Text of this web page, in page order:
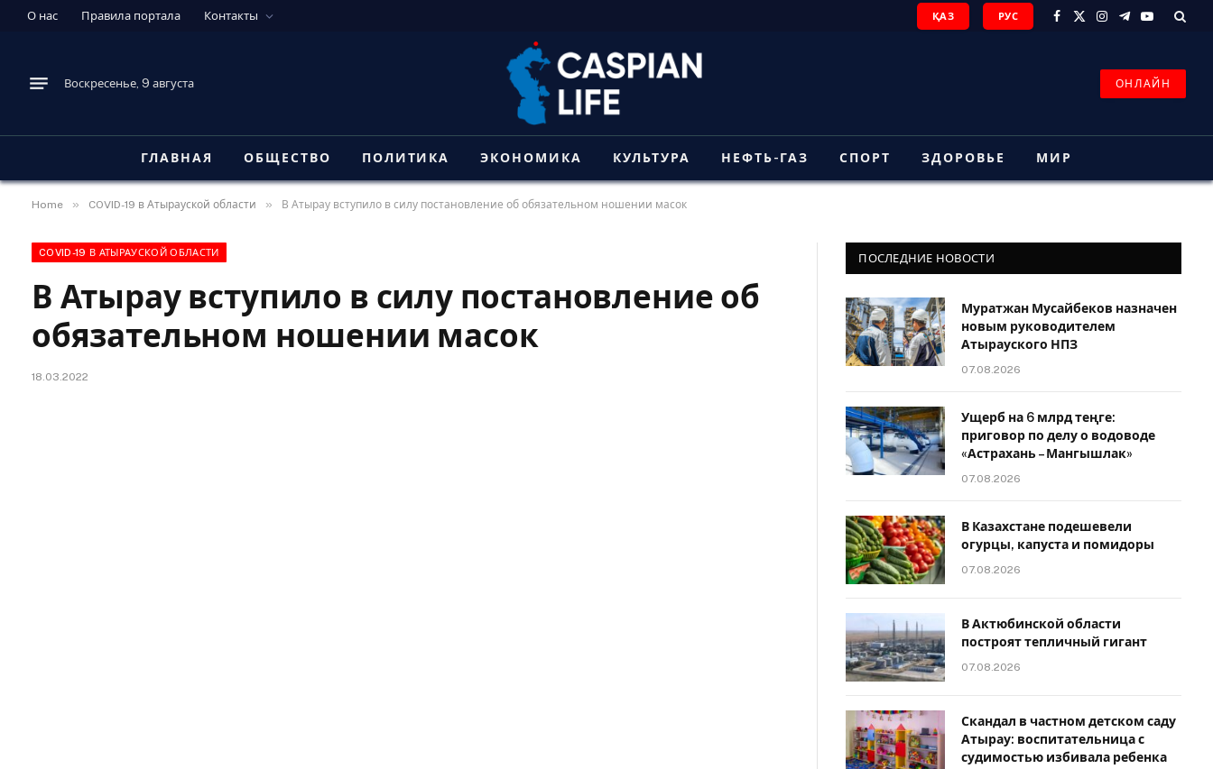
О нас Правила портала Контакты ҚАЗ РУС
Facebook
X
Instagram
Telegram
YouTube
Воскресенье, 9 августа ОНЛАЙН
ГЛАВНАЯ ОБЩЕСТВО ПОЛИТИКА ЭКОНОМИКА КУЛЬТУРА НЕФТЬ-ГАЗ СПОРТ ЗДОРОВЬЕ МИР
Home » COVID-19 в Атырауской области » В Атырау вступило в силу постановление об обязательном ношении масок
COVID-19 В АТЫРАУСКОЙ ОБЛАСТИ
В Атырау вступило в силу постановление об
обязательном ношении масок
18.03.2022
ПОСЛЕДНИЕ НОВОСТИ
Муратжан Мусайбеков назначен
новым руководителем
Атырауского НПЗ
07.08.2026
Ущерб на 6 млрд теңге:
приговор по делу о водоводе
«Астрахань – Мангышлак»
07.08.2026
В Казахстане подешевели
огурцы, капуста и помидоры
07.08.2026
В Актюбинской области
построят тепличный гигант
07.08.2026
Скандал в частном детском саду
Атырау: воспитательница с
судимостью избивала ребенка